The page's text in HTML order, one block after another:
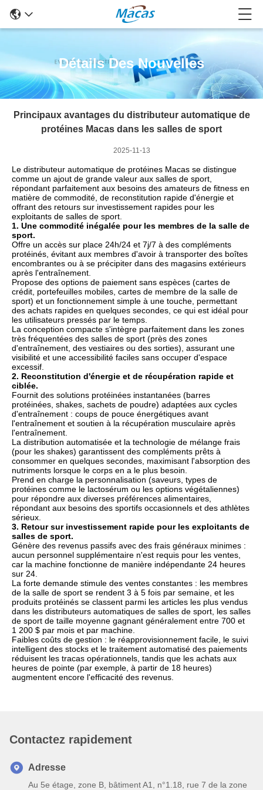
Détails Des Nouvelles
Principaux avantages du distributeur automatique de
protéines Macas dans les salles de sport
2025-11-13
Le distributeur automatique de protéines Macas se distingue
comme un ajout de grande valeur aux salles de sport,
répondant parfaitement aux besoins des amateurs de fitness en
matière de commodité, de reconstitution rapide d'énergie et
offrant des retours sur investissement rapides pour les
exploitants de salles de sport.
1. Une commodité inégalée pour les membres de la salle de
sport.
Offre un accès sur place 24h/24 et 7j/7 à des compléments
protéinés, évitant aux membres d'avoir à transporter des boîtes
encombrantes ou à se précipiter dans des magasins extérieurs
après l'entraînement.
Propose des options de paiement sans espèces (cartes de
crédit, portefeuilles mobiles, cartes de membre de la salle de
sport) et un fonctionnement simple à une touche, permettant
des achats rapides en quelques secondes, ce qui est idéal pour
les utilisateurs pressés par le temps.
La conception compacte s'intègre parfaitement dans les zones
très fréquentées des salles de sport (près des zones
d'entraînement, des vestiaires ou des sorties), assurant une
visibilité et une accessibilité faciles sans occuper d'espace
excessif.
2. Reconstitution d'énergie et de récupération rapide et
ciblée.
Fournit des solutions protéinées instantanées (barres
protéinées, shakes, sachets de poudre) adaptées aux cycles
d'entraînement : coups de pouce énergétiques avant
l'entraînement et soutien à la récupération musculaire après
l'entraînement.
La distribution automatisée et la technologie de mélange frais
(pour les shakes) garantissent des compléments prêts à
consommer en quelques secondes, maximisant l'absorption des
nutriments lorsque le corps en a le plus besoin.
Prend en charge la personnalisation (saveurs, types de
protéines comme le lactosérum ou les options végétaliennes)
pour répondre aux diverses préférences alimentaires,
répondant aux besoins des sportifs occasionnels et des athlètes
sérieux.
3. Retour sur investissement rapide pour les exploitants de
salles de sport.
Génère des revenus passifs avec des frais généraux minimes :
aucun personnel supplémentaire n'est requis pour les ventes,
car la machine fonctionne de manière indépendante 24 heures
sur 24.
La forte demande stimule des ventes constantes : les membres
de la salle de sport se rendent 3 à 5 fois par semaine, et les
produits protéinés se classent parmi les articles les plus vendus
dans les distributeurs automatiques de salles de sport, les salles
de sport de taille moyenne gagnant généralement entre 700 et
1 200 $ par mois et par machine.
Faibles coûts de gestion : le réapprovisionnement facile, le suivi
intelligent des stocks et le traitement automatisé des paiements
réduisent les tracas opérationnels, tandis que les achats aux
heures de pointe (par exemple, à partir de 18 heures)
augmentent encore l'efficacité des revenus.
Contactez rapidement
Adresse
Au 5e étage, zone B, bâtiment A1, n°1.18, rue 7 de la zone